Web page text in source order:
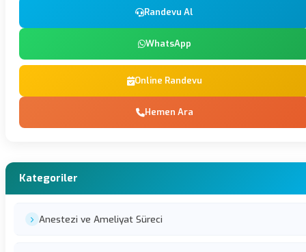
Randevu Al
WhatsApp
Online Randevu
Hemen Ara
Kategoriler
Anestezi ve Ameliyat Süreci